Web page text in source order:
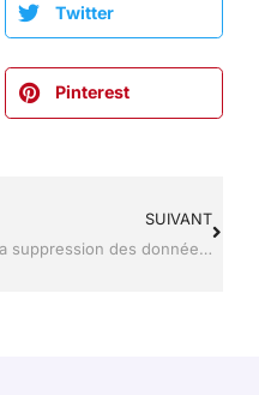
Twitter
Pinterest
SUIVANT
La suppression des données dans le cadre de l’achat et la vente de smartphone reconditionné